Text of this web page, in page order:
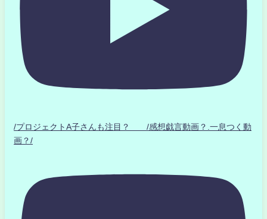
/プロジェクトA子さんも注目？ /感想戯言動画？.一息つく動
画？/